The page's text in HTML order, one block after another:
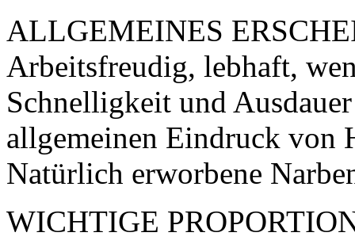
ALLGEMEINES
Arbeitsfreudig, lebhaft,
Schnelligkeit und
allgemeinen Eindruck von
Natürlich erworbene
WICHTIGE